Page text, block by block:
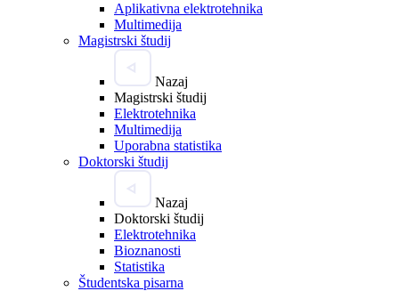
Aplikativna elektrotehnika
Multimedija
Magistrski študij
Nazaj
Magistrski študij
Elektrotehnika
Multimedija
Uporabna statistika
Doktorski študij
Nazaj
Doktorski študij
Elektrotehnika
Bioznanosti
Statistika
Študentska pisarna